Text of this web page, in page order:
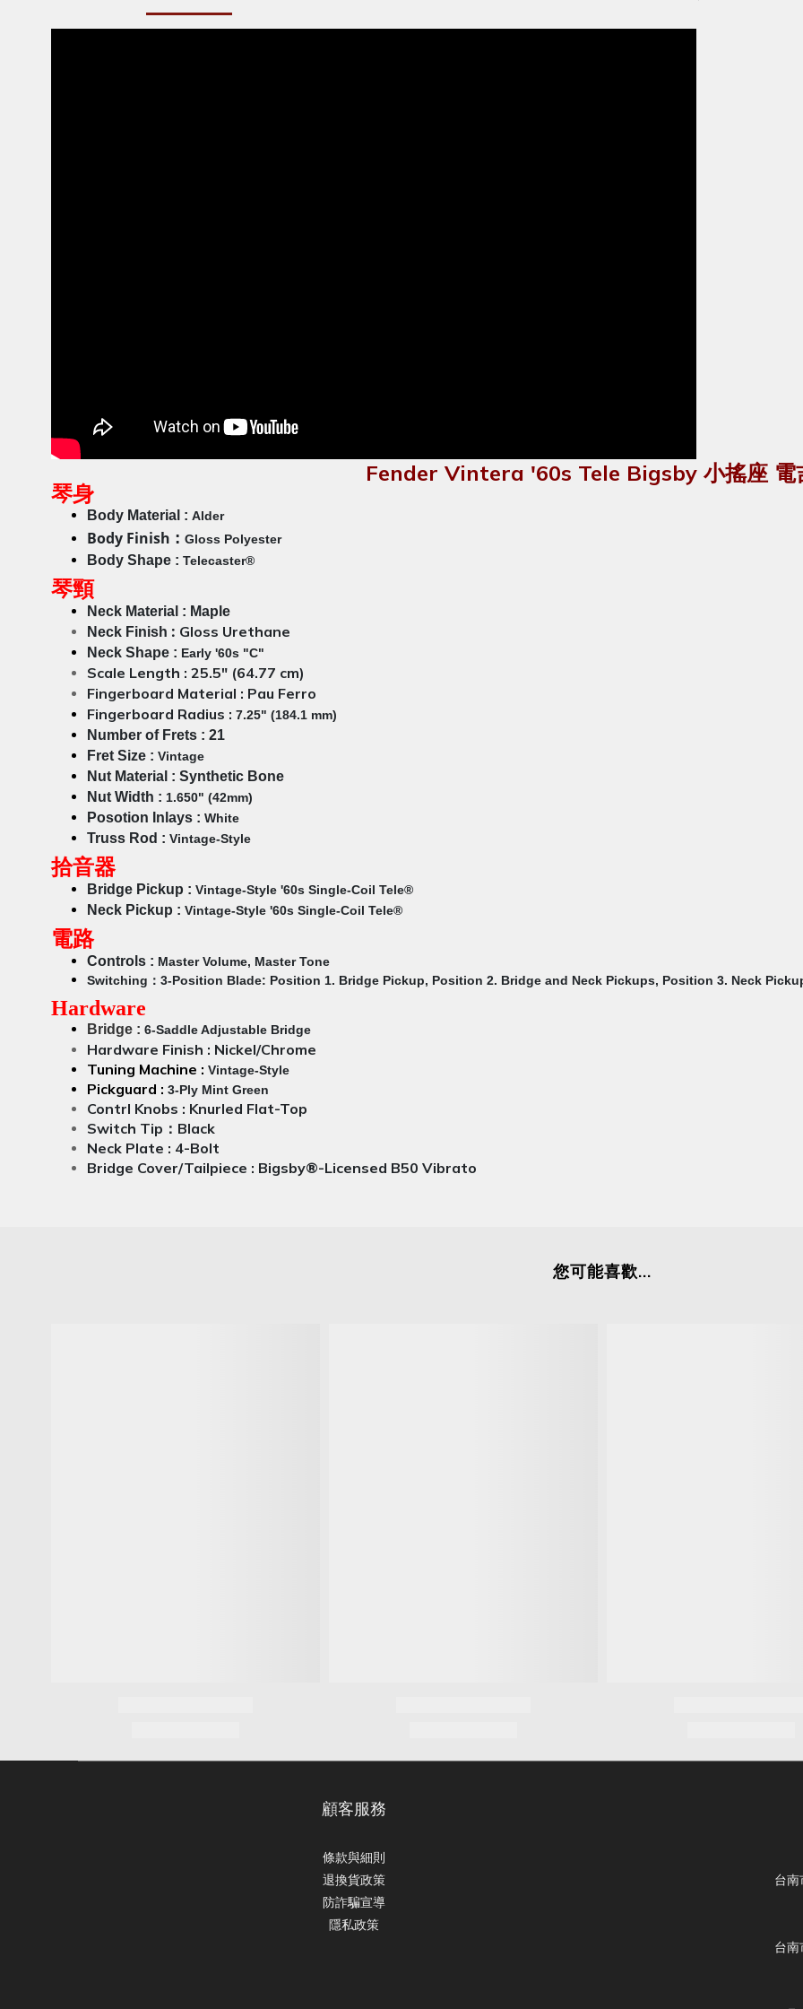
Fender Vintera '60s Tele Bigsby 小搖座 電
琴身
Body Material : Alder
Body Finish : Gloss Polyester
Body Shape : Telecaster®
琴頸
Neck Material : Maple
Neck Finish : Gloss Urethane
Neck Shape : Early '60s "C"
Scale Length : 25.5" (64.77 cm)
Fingerboard Material : Pau Ferro
Fingerboard Radius : 7.25" (184.1 mm)
Number of Frets : 21
Fret Size : Vintage
Nut Material : Synthetic Bone
Nut Width : 1.650" (42mm)
Posotion Inlays : White
Truss Rod : Vintage-Style
拾音器
Bridge Pickup : Vintage-Style '60s Single-Coil Tele®
Neck Pickup : Vintage-Style '60s Single-Coil Tele®
電路
Controls : Master Volume, Master Tone
Switching： 3-Position Blade: Position 1. Bridge Pickup, Position 2. Bridge and Neck Pickups, Position 3. Neck
Hardware
Bridge : 6-Saddle Adjustable Bridge
Hardware Finish : Nickel/Chrome
Tuning Machine : Vintage-Style
Pickguard : 3-Ply Mint Green
Contrl Knobs : Knurled Flat-Top
Switch Tip： Black
Neck Plate : 4-Bolt
Bridge Cover/Tailpiece : Bigsby®-Licensed B50 Vibrato
您可能喜歡...
顧客服務
條款與細則
退換貨政策
防詐騙宣導
隱私政策
台
台